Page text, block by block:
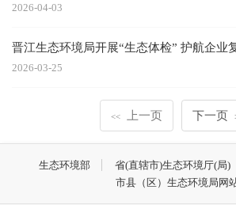
2026-04-03
晋江生态环境局开展“生态体检” 护航企业
2026-03-25
<< 上一页 下一页
生态环境部 省(直辖市)生态环境厅(局)
市县（区）生态环境局网